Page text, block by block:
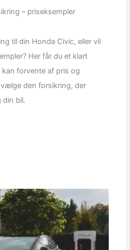
– priseksempler
til din Honda Civic, eller vil
Her får du et klart
forvente af pris og
den forsikring, der
din bil.